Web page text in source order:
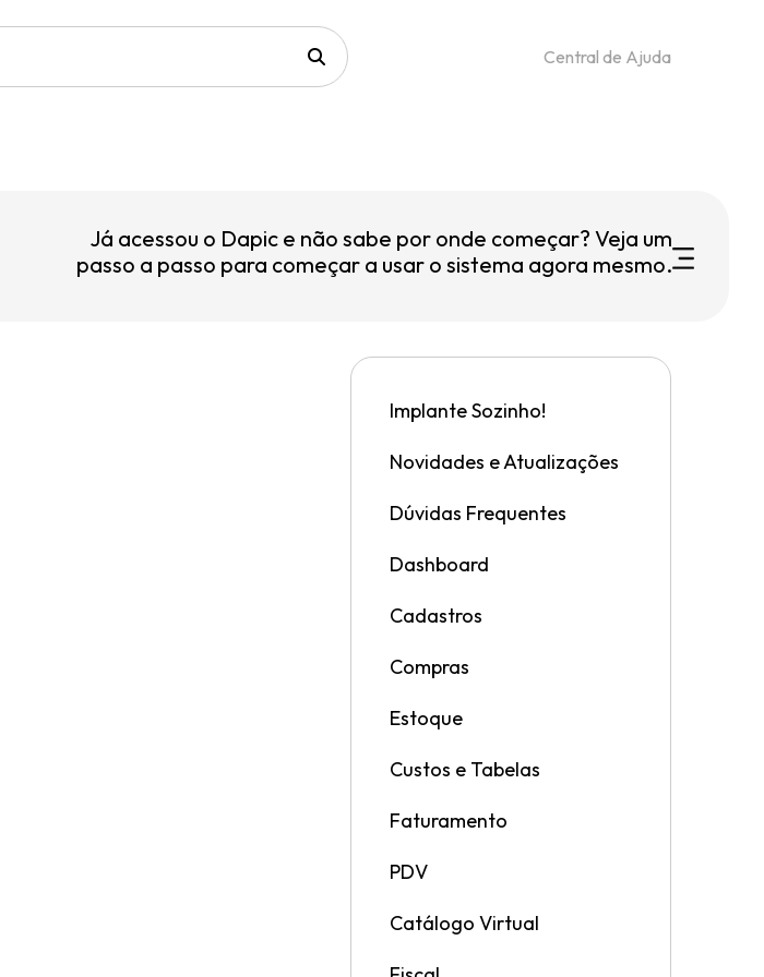
Central de Ajuda
Já acessou o Dapic e não sabe por onde começar? Veja um
passo a passo para começar a usar o sistema agora mesmo.
Implante Sozinho!
Novidades e Atualizações
Dúvidas Frequentes
Dashboard
Cadastros
Compras
Estoque
Custos e Tabelas
Faturamento
PDV
Catálogo Virtual